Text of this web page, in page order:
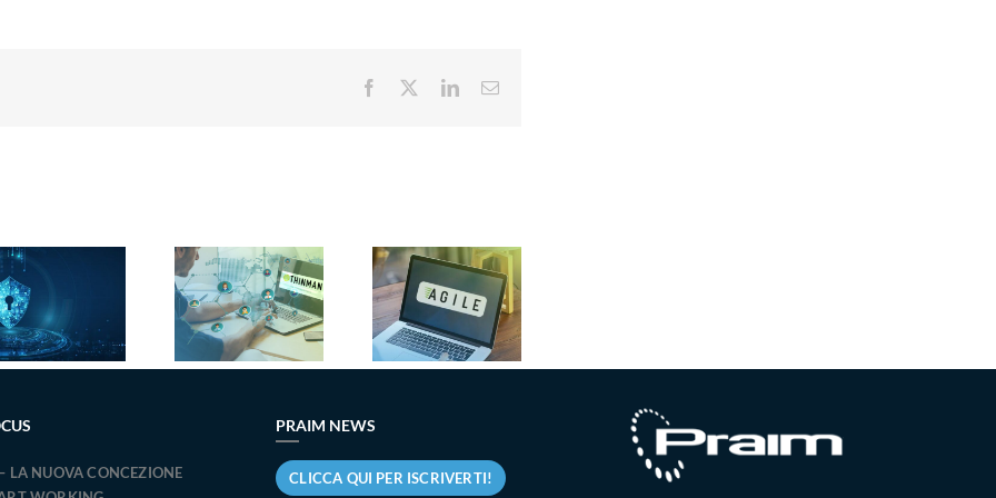
Facebook LinkedInEmail
ThinMan
API
automatizza
l’IT
management
del tuo
Windows
ottiene la
certificazione
Omnissa
Ready: una
sfide della
LA NUOVA CONCEZIONE
PRAIM NEWS
CLICCA QUI PER ISCRIVERTI!